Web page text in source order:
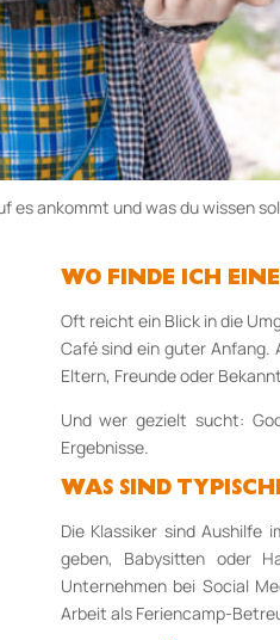
es ankommt und was du wissen
WO FINDE ICH
Oft reicht ein Blick in die
Café sind ein guter Anfang.
Eltern, Freunde oder
Und wer gezielt sucht:
Ergebnisse.
WAS SIND
Die Klassiker sind Aushilfe
geben, Babysitten oder
Unternehmen bei Social
Arbeit als Feriencamp-